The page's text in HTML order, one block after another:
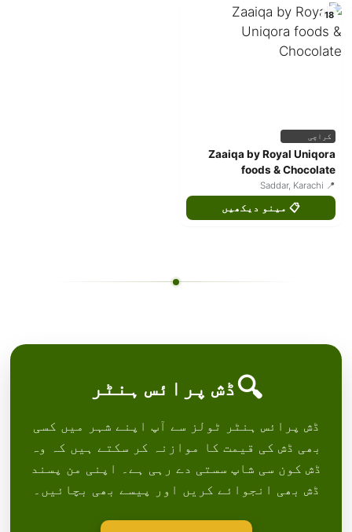
18
کراچی
Zaaiqa by Royal Uniqora
foods & Chocolate
📍 Saddar, Karachi
📋 مینو دیکھیں
🔍ڈش پرائس ہنٹر
ڈش پرائس ہنٹر ٹولز سے آپ اپنے شہر میں کسی
بھی ڈش کی قیمت کا موازنہ کر سکتے ہیں کہ وہ
ڈش کون سی شاپ سستی دے رہی ہے۔ اپنی من پسند
ڈش بھی انجوائے کریں اور پیسے بھی بچائیں۔